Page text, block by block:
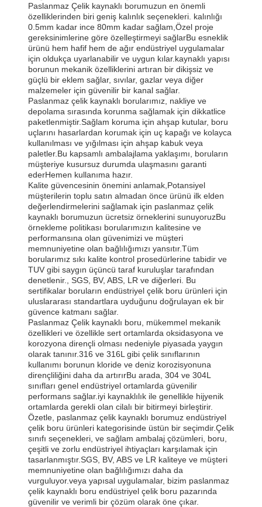
Paslanmaz Çelik kaynaklı borumuzun en önemli
özelliklerinden biri geniş kalınlık seçenekleri. kalınlığı
0.5mm kadar ince 80mm kadar sağlam,Özel proje
gereksinimlerine göre özelleştirmeyi sağlarBu esneklik
ürünü hem hafif hem de ağır endüstriyel uygulamalar
için oldukça uyarlanabilir ve uygun kılar.kaynaklı yapısı
borunun mekanik özelliklerini artıran bir dikişsiz ve
güçlü bir eklem sağlar, sıvılar, gazlar veya diğer
malzemeler için güvenilir bir kanal sağlar.
Paslanmaz çelik kaynaklı borularımız, nakliye ve
depolama sırasında korunma sağlamak için dikkatlice
paketlenmiştir.Sağlam koruma için ahşap kutular, boru
uçlarını hasarlardan korumak için uç kapağı ve kolayca
kullanılması ve yığılması için ahşap kabuk veya
paletler.Bu kapsamlı ambalajlama yaklaşımı, boruların
müşteriye kusursuz durumda ulaşmasını garanti
ederHemen kullanıma hazır.
Kalite güvencesinin önemini anlamak,Potansiyel
müşterilerin toplu satın almadan önce ürünü ilk elden
değerlendirmelerini sağlamak için paslanmaz çelik
kaynaklı borumuzun ücretsiz örneklerini sunuyoruzBu
örnekleme politikası borularımızın kalitesine ve
performansına olan güvenimizi ve müşteri
memnuniyetine olan bağlılığımızı yansıtır.Tüm
borularımız sıkı kalite kontrol prosedürlerine tabidir ve
TUV gibi saygın üçüncü taraf kuruluşlar tarafından
denetlenir., SGS, BV, ABS, LR ve diğerleri. Bu
sertifikalar boruların endüstriyel çelik boru ürünleri için
uluslararası standartlara uyduğunu doğrulayan ek bir
güvence katmanı sağlar.
Paslanmaz Çelik kaynaklı boru, mükemmel mekanik
özellikleri ve özellikle sert ortamlarda oksidasyona ve
korozyona dirençli olması nedeniyle piyasada yaygın
olarak tanınır.316 ve 316L gibi çelik sınıflarının
kullanımı borunun kloride ve deniz korozisyonuna
dirençliliğini daha da artırırBu arada, 304 ve 304L
sınıfları genel endüstriyel ortamlarda güvenilir
performans sağlar.iyi kaynaklılık ile genellikle hijyenik
ortamlarda gerekli olan cilalı bir bitirmeyi birleştirir.
Özetle, paslanmaz çelik kaynaklı borumuz endüstriyel
çelik boru ürünleri kategorisinde üstün bir seçimdir.Çelik
sınıfı seçenekleri, ve sağlam ambalaj çözümleri, boru,
çeşitli ve zorlu endüstriyel ihtiyaçları karşılamak için
tasarlanmıştır.SGS, BV, ABS ve LR kaliteye ve müşteri
memnuniyetine olan bağlılığımızı daha da
vurguluyor.veya yapısal uygulamalar, bizim paslanmaz
çelik kaynaklı boru endüstriyel çelik boru pazarında
güvenilir ve verimli bir çözüm olarak öne çıkar.